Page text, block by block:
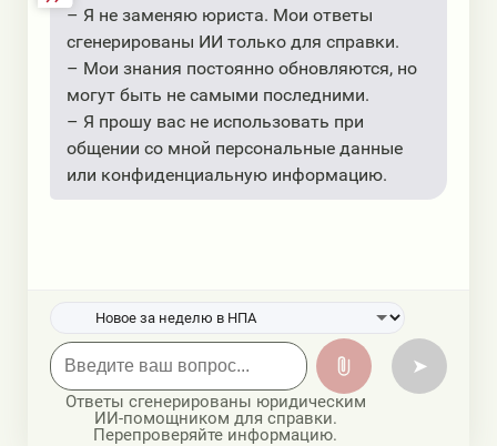
– Я не заменяю юриста. Мои ответы
сгенерированы ИИ только для справки.
– Мои знания постоянно обновляются, но
могут быть не самыми последними.
– Я прошу вас не использовать при
общении со мной персональные данные
или конфиденциальную информацию.
➤
Ответы сгенерированы юридическим
ИИ-помощником для справки.
Перепроверяйте информацию.